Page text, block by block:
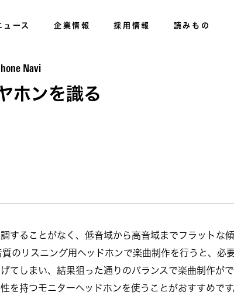
ュース 企業情報 採用情報 読みもの
Navi
ホンを識る
することがなく、低音域から高音域までフラットな
のリスニング用ヘッドホンで楽曲制作を行うと、必
てしまい、結果狙った通りのバランスで楽曲制作がで
を持つモニターヘッドホンを使うことがおすすめで